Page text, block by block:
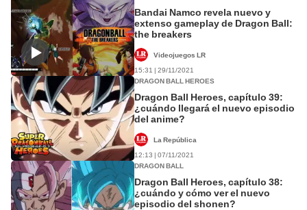
Bandai Namco revela nuevo y
extenso gameplay de Dragon Ball:
the breakers
Videojuegos LR
15:31 | 29/11/2021
DRAGON BALL HEROES
Dragon Ball Heroes, capítulo 39:
¿cuándo llegará el nuevo episodio
del anime?
La República
12:13 | 07/11/2021
DRAGON BALL
Dragon Ball Heroes, capítulo 38:
¿cuándo y cómo ver el nuevo
episodio del shonen?